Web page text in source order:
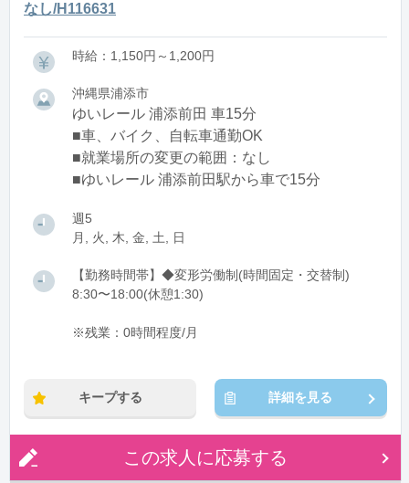
なし/H116631
時給：1,150円～1,200円
沖縄県浦添市
ゆいレール 浦添前田 車15分
■車、バイク、自転車通勤OK
■就業場所の変更の範囲：なし
■ゆいレール 浦添前田駅から車で15分
週5
月, 火, 木, 金, 土, 日
【勤務時間帯】◆変形労働制(時間固定・交替制)
8:30〜18:00(休憩1:30)
※残業：0時間程度/月
キープする 詳細を見る
この求人に応募する